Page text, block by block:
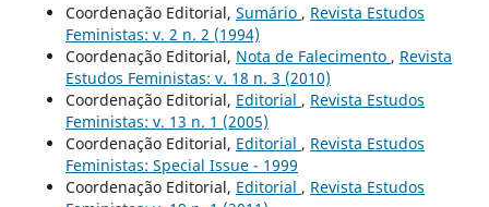
Coordenação Editorial, Sumário , Revista Estudos
Feministas: v. 2 n. 2 (1994)
Coordenação Editorial, Nota de Falecimento , Revista
Estudos Feministas: v. 18 n. 3 (2010)
Coordenação Editorial, Editorial , Revista Estudos
Feministas: v. 13 n. 1 (2005)
Coordenação Editorial, Editorial , Revista Estudos
Feministas: Special Issue - 1999
Coordenação Editorial, Editorial , Revista Estudos